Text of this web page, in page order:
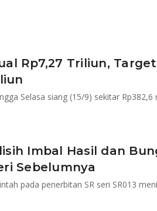
Rp7,27 Triliun,
Selasa siang (15/9) sekitar Rp382,6
Imbal Hasil dan
Sebelumnya